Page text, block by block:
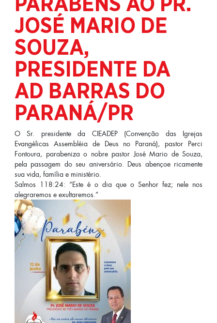
PARABÉNS AO PR.
JOSÉ MARIO DE
SOUZA,
PRESIDENTE DA
AD BARRAS DO
PARANÁ/PR
O Sr. presidente da CIEADEP (Convenção das Igrejas
Evangélicas Assembléia de Deus no Paraná), pastor Perci
Fontoura, parabeniza o nobre pastor José Mario de Souza,
pela passagem do seu aniversário. Deus abençoe ricamente
sua vida, família e ministério.
Salmos 118:24: “Este é o dia que o Senhor fez; nele nos
alegraremos e exultaremos.”